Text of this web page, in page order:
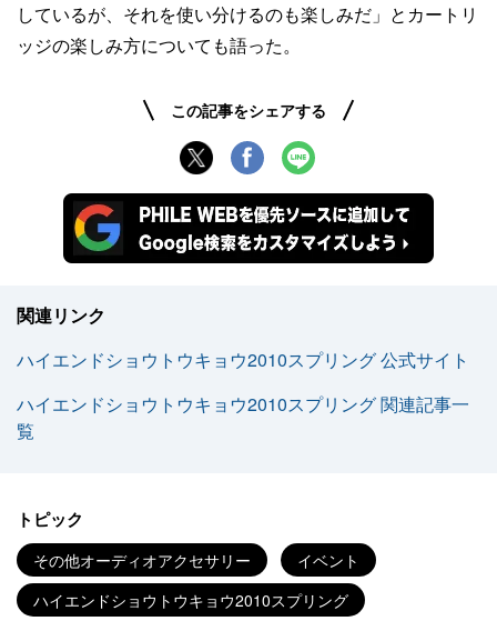
しているが、それを使い分けるのも楽しみだ」とカートリ
ッジの楽しみ方についても語った。
この記事をシェアする
関連リンク
ハイエンドショウトウキョウ2010スプリング 公式サイト
ハイエンドショウトウキョウ2010スプリング 関連記事一
覧
トピック
その他オーディオアクセサリー
イベント
ハイエンドショウトウキョウ2010スプリング